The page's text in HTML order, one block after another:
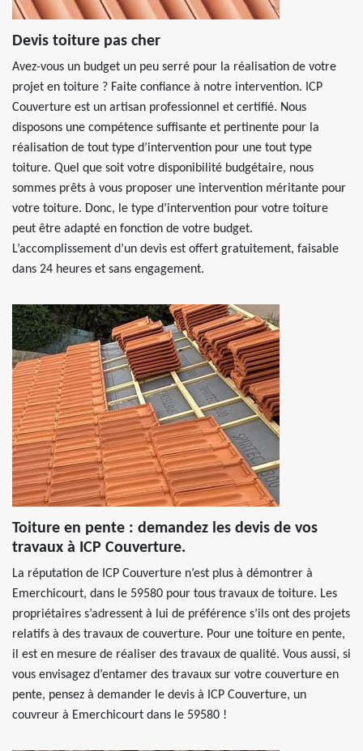
Devis toiture pas cher
Avez-vous un budget un peu serré pour la réalisation de votre
projet en toiture ? Faite confiance à notre intervention. ICP
Couverture est un artisan professionnel et certifié. Nous
disposons une compétence suffisante et pertinente pour la
réalisation de tout type d’intervention pour une tout type
toiture. Quel que soit votre disponibilité budgétaire, nous
sommes prêts à vous proposer une intervention méritante pour
votre toiture. Donc, le type d’intervention pour votre toiture
peut être adapté en fonction de votre budget.
L’accomplissement d’un devis est offert gratuitement, faisable
dans 24 heures et sans engagement.
Toiture en pente : demandez les devis de vos
travaux à ICP Couverture.
La réputation de ICP Couverture n’est plus à démontrer à
Emerchicourt, dans le 59580 pour tous travaux de toiture. Les
propriétaires s’adressent à lui de préférence s’ils ont des projets
relatifs à des travaux de couverture. Pour une toiture en pente,
il est en mesure de réaliser des travaux de qualité. Vous aussi, si
vous envisagez d’entamer des travaux sur votre couverture en
pente, pensez à demander le devis à ICP Couverture, un
couvreur à Emerchicourt dans le 59580 !